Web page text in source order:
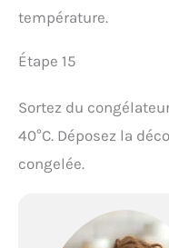
température.
Étape 15
Sortez du
40°C. Déposez la
congelée.